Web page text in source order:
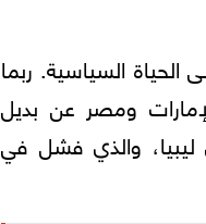
الحياة السياسية. ربما
ومصر عن بديل
ليبيا، والذي فشل في